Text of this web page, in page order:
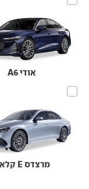
אודי A6
מרצדס E קלאס